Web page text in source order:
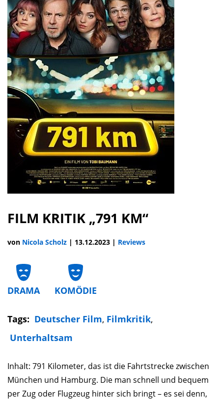
FILM KRITIK „791 KM“
von Nicola Scholz | 13.12.2023 | Reviews
DRAMA KOMÖDIE
Tags: Deutscher Film, Filmkritik,
Unterhaltsam
Inhalt: 791 Kilometer, das ist die Fahrtstrecke zwischen
München und Hamburg. Die man schnell und bequem
per Zug oder Flugzeug hinter sich bringt – es sei denn,